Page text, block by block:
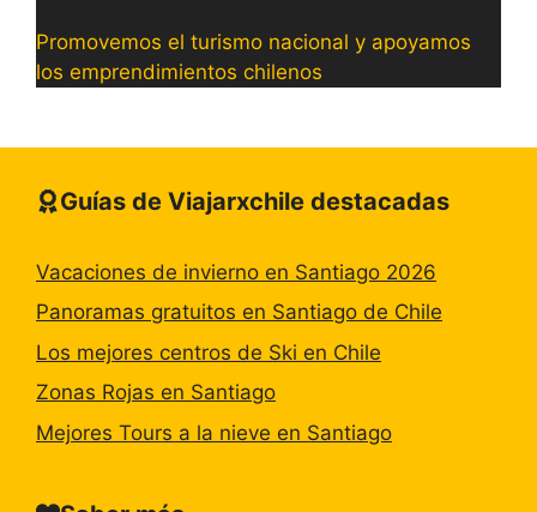
Promovemos el turismo nacional y apoyamos
los emprendimientos chilenos
Guías de Viajarxchile destacadas
Vacaciones de invierno en Santiago 2026
Panoramas gratuitos en Santiago de Chile
Los mejores centros de Ski en Chile
Zonas Rojas en Santiago
Mejores Tours a la nieve en Santiago